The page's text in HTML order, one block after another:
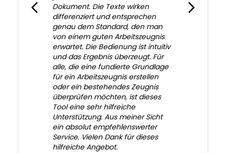
Dokument. Die Texte wirken
differenziert und entsprechen
genau dem Standard, den man
von einem guten Arbeitszeugnis
erwartet. Die Bedienung ist intuitiv
und das Ergebnis überzeugt. Für
alle, die eine fundierte Grundlage
für ein Arbeitszeugnis erstellen
oder ein bestehendes Zeugnis
überprüfen möchten, ist dieses
Tool eine sehr hilfreiche
Unterstützung. Aus meiner Sicht
ein absolut empfehlenswerter
Service. Vielen Dank für dieses
hilfreiche Angebot.